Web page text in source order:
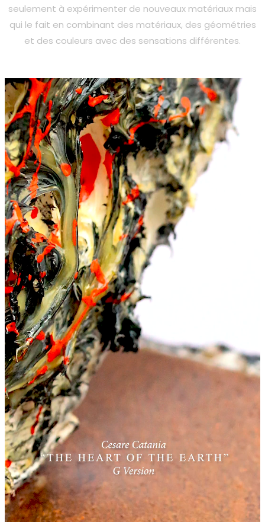
seulement à expérimenter de nouveaux matériaux mais
qui le fait en combinant des matériaux, des géométries
et des couleurs avec des sensations différentes.